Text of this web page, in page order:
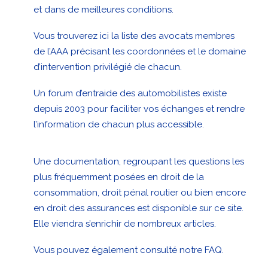
et dans de meilleures conditions.
Vous trouverez ici la liste des avocats membres
de l’AAA précisant les coordonnées et le domaine
d’intervention privilégié de chacun.
Un forum d’entraide des automobilistes existe
depuis 2003 pour faciliter vos échanges et rendre
l’information de chacun plus accessible.
Une documentation, regroupant les questions les
plus fréquemment posées en droit de la
consommation, droit pénal routier ou bien encore
en droit des assurances est disponible sur ce site.
Elle viendra s’enrichir de nombreux articles.
Vous pouvez également consulté notre FAQ.